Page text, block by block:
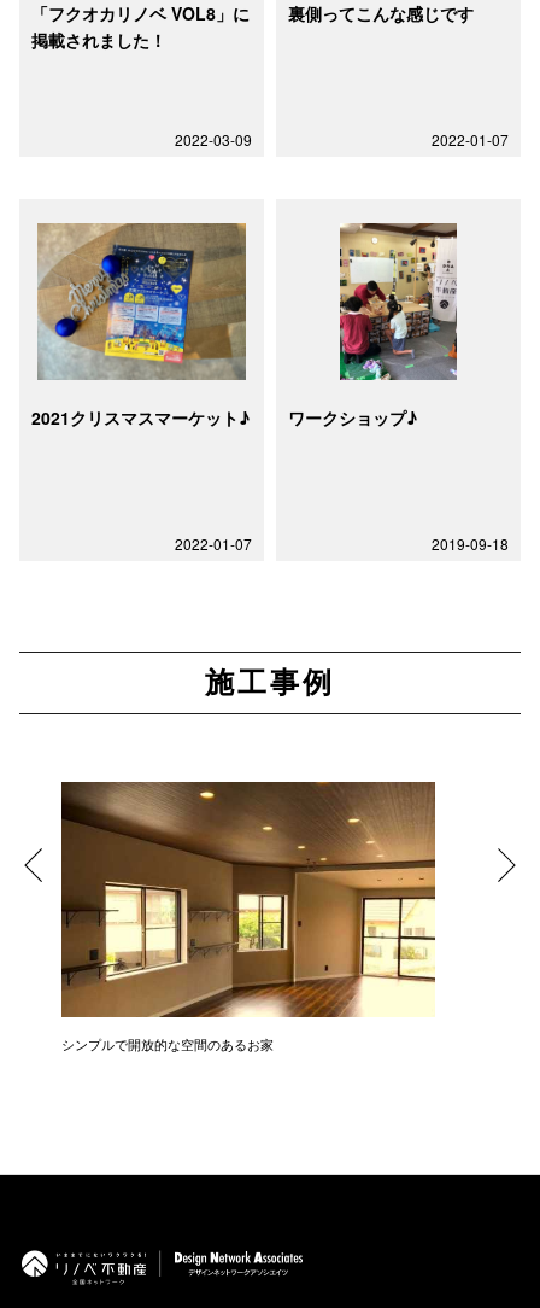
「フクオカリノベ VOL8」に
掲載されました！
2022-03-09
裏側ってこんな感じです
2022-01-07
2021クリスマスマーケット♪
2022-01-07
ワークショップ♪
2019-09-18
施工事例
シンプルで開放的な空間のあるお家